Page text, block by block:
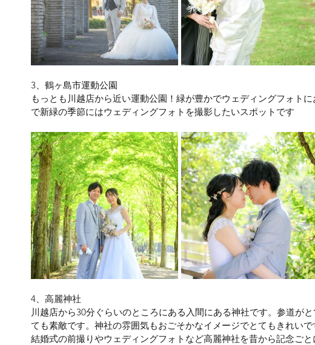
3、鶴ヶ島市運動公園
もっとも川越店から近い運動公園！緑が豊かでウェディングフォト
で新緑の季節にはウェディングフォトを撮影したいスポットです
4、高麗神社
川越店から30分ぐらいのところにある入間にある神社です。参道が
ても素敵です。神社の雰囲気もおごそかなイメージでとてもきれいで
結婚式の前撮りやウェディングフォトなど高麗神社を昔から記念ご